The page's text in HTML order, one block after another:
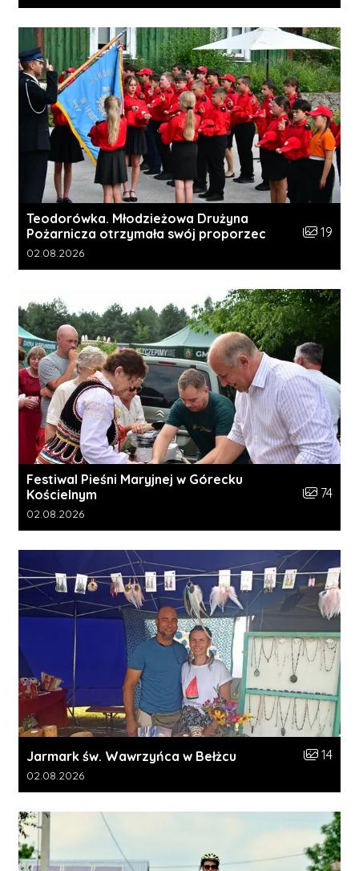
Teodorówka. Młodzieżowa Drużyna
Pożarnicza otrzymała swój proporzec
Liczba
19
Data dodania galerii:
02.08.2026
Festiwal Pieśni Maryjnej w Górecku
Kościelnym
Liczba
74
Data dodania galerii:
02.08.2026
Jarmark św. Wawrzyńca w Bełżcu Liczba
14
Data dodania galerii:
02.08.2026